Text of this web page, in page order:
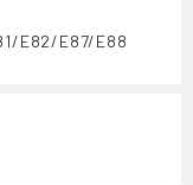
E82/E87/E88